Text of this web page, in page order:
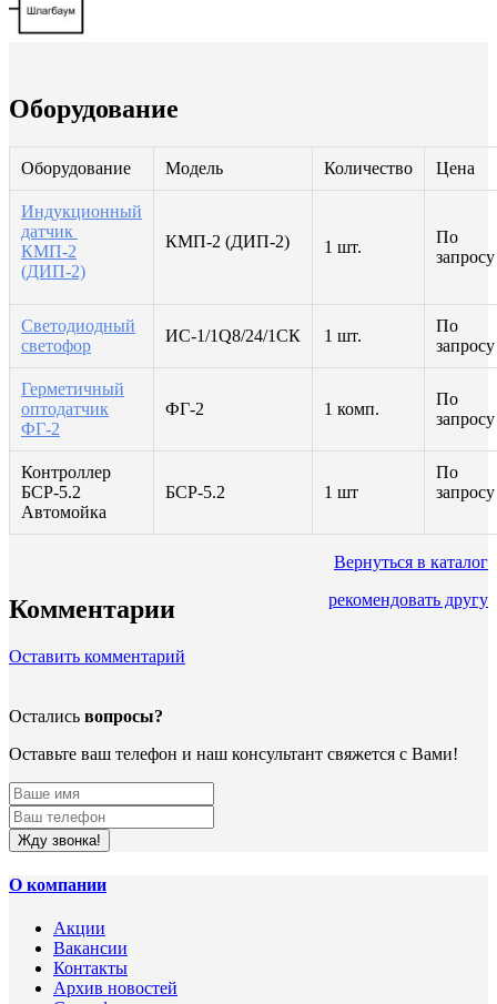
Оборудование
Оборудование Модель Количество Цена
Индукционный
датчик
КМП-2
(ДИП-2)
КМП-2 (ДИП-2) 1 шт.
По
запросу
Светодиодный
светофор
ИС-1/1Q8/24/1СК 1 шт.
По
запросу
Герметичный
оптодатчик
ФГ-2
ФГ-2 1 комп.
По
запросу
Контроллер
БСР-5.2
Автомойка
БСР-5.2 1 шт
По
запросу
Вернуться в каталог
рекомендовать другу
Комментарии
Оставить комментарий
Остались вопросы?
Оставьте ваш телефон и наш консультант свяжется с Вами!
Жду звонка!
О компании
Акции
Вакансии
Контакты
Архив новостей